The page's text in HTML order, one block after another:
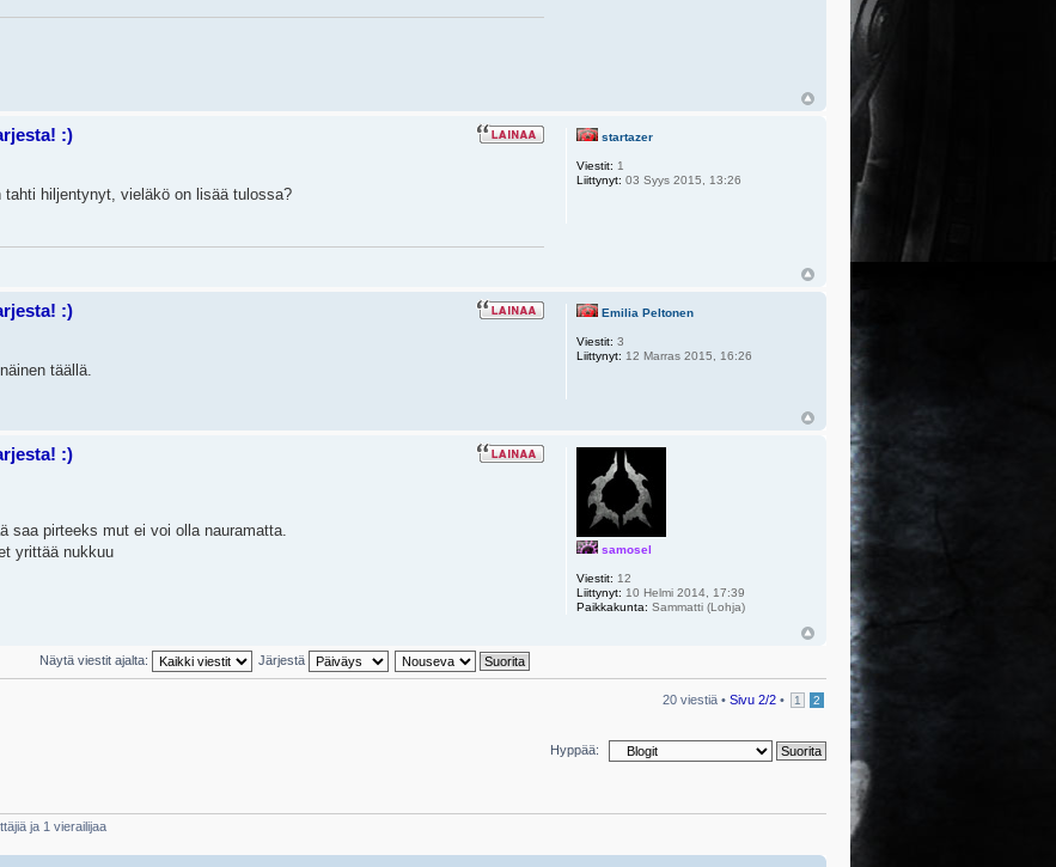
:)
tahti hiljentynyt, vieläkö on lisää tulossa?
startazer
Viestit: 1
Liittynyt: 03 Syys 2015, 13:26
:)
täällä.
Emilia Peltonen
Viestit: 3
Liittynyt: 12 Marras 2015, 16:26
:)
saa pirteeks mut ei voi olla nauramatta.
yrittää nukkuu
samosel
Viestit: 12
Liittynyt: 10 Helmi 2014, 17:39
Paikkakunta: Sammatti (Lohja)
Näytä viestit ajalta: Järjestä
20 viestiä • Sivu 2/2 • 1 2
Hyppää:
ja 1 vierailijaa